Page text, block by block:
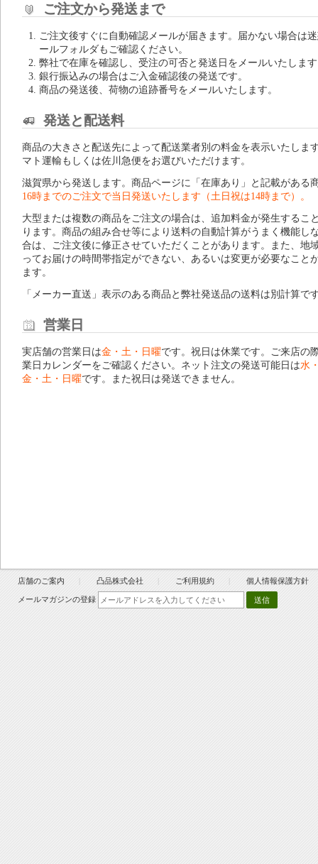
ご注文から発送まで
ご注文後すぐに自動確認メールが届きます。届かない場合は
ールフォルダもご確認ください。
弊社で在庫を確認し、受注の可否と発送日をメールいたしま
銀行振込みの場合はご入金確認後の発送です。
商品の発送後、荷物の追跡番号をメールいたします。
発送と配送料
商品の大きさと配送先によって配送業者別の料金を表示いたしま
マト運輸もしくは佐川急便をお選びいただけます。
滋賀県から発送します。商品ページに「在庫あり」と記載がある
16時までのご注文で当日発送いたします（土日祝は14時まで）。
大型または複数の商品をご注文の場合は、追加料金が発生するこ
ります。商品の組み合せ等により送料の自動計算がうまく機能し
合は、ご注文後に修正させていただくことがあります。また、地
ってお届けの時間帯指定ができない、あるいは変更が必要なこと
ます。
「メーカー直送」表示のある商品と弊社発送品の送料は別計算で
営業日
実店舗の営業日は金・土・日曜です。祝日は休業です。ご来店の
業日カレンダーをご確認ください。ネット注文の発送可能日は水
金・土・日曜です。また祝日は発送できません。
店舗のご案内 凸品株式会社 ご利用規約 個人情報保護方針
メールマガジンの登録 送信